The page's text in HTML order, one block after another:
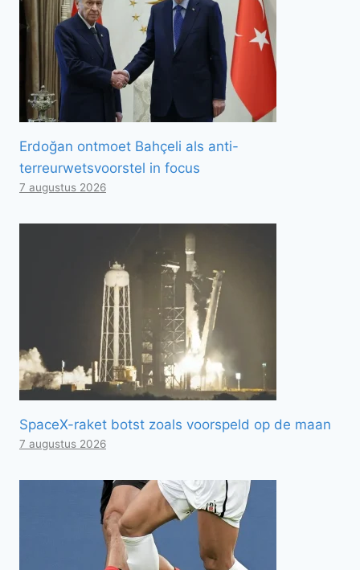
Erdoğan ontmoet Bahçeli als anti-
terreurwetsvoorstel in focus
7 augustus 2026
SpaceX-raket botst zoals voorspeld op de maan
7 augustus 2026